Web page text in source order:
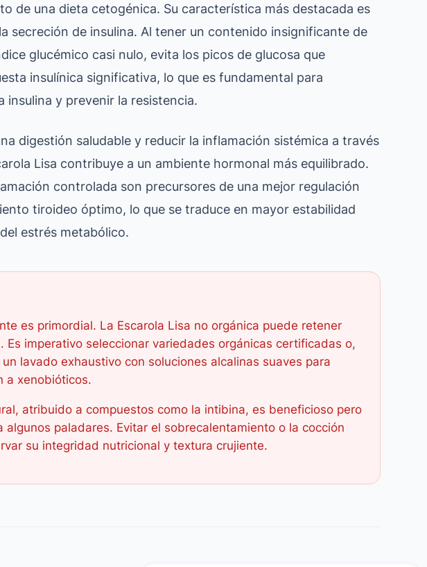
de una dieta cetogénica. Su característica más destacada es
secreción de insulina. Al tener un contenido insignificante de
glucémico casi nulo, evita los picos de glucosa que
insulínica significativa, lo que es fundamental para
insulina y prevenir la resistencia.
digestión saludable y reducir la inflamación sistémica a través
Lisa contribuye a un ambiente hormonal más equilibrado.
controlada son precursores de una mejor regulación
tiroideo óptimo, lo que se traduce en mayor estabilidad
estrés metabólico.
es primordial. La Escarola Lisa no orgánica puede retener
Es imperativo seleccionar variedades orgánicas certificadas o,
lavado exhaustivo con soluciones alcalinas suaves para
a xenobióticos.
atribuido a compuestos como la intibina, es beneficioso pero
algunos paladares. Evitar el sobrecalentamiento o la cocción
su integridad nutricional y textura crujiente.